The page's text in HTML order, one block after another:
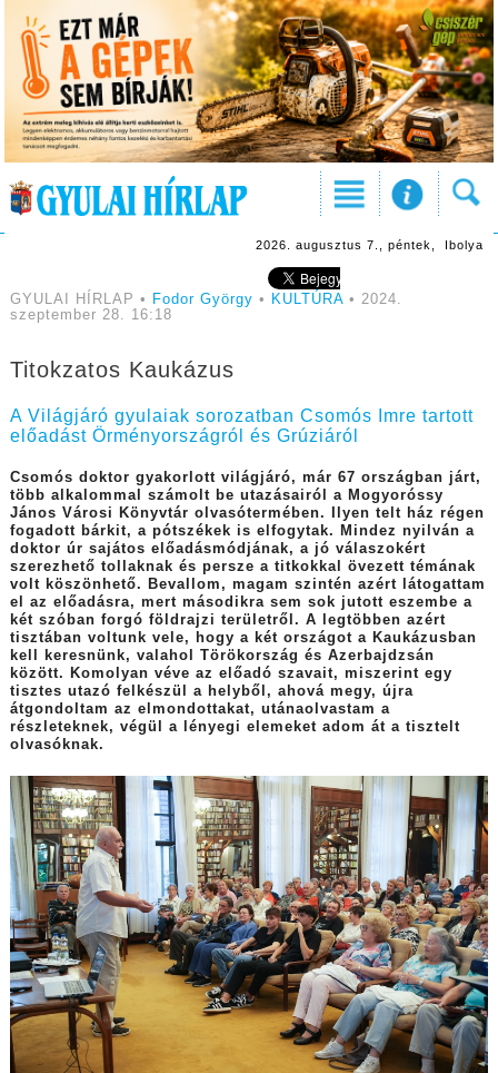
2026. augusztus 7., péntek, Ibolya
GYULAI HÍRLAP • Fodor György • KULTÚRA• 2024.
szeptember 28. 16:18
Titokzatos Kaukázus
A Világjáró gyulaiak sorozatban Csomós Imre tartott
előadást Örményországról és Grúziáról
Csomós doktor gyakorlott világjáró, már 67 országban járt,
több alkalommal számolt be utazásairól a Mogyoróssy
János Városi Könyvtár olvasótermében. Ilyen telt ház régen
fogadott bárkit, a pótszékek is elfogytak. Mindez nyilván a
doktor úr sajátos előadásmódjának, a jó válaszokért
szerezhető tollaknak és persze a titkokkal övezett témának
volt köszönhető. Bevallom, magam szintén azért látogattam
el az előadásra, mert másodikra sem sok jutott eszembe a
két szóban forgó földrajzi területről. A legtöbben azért
tisztában voltunk vele, hogy a két országot a Kaukázusban
kell keresnünk, valahol Törökország és Azerbajdzsán
között. Komolyan véve az előadó szavait, miszerint egy
tisztes utazó felkészül a helyből, ahová megy, újra
átgondoltam az elmondottakat, utánaolvastam a
részleteknek, végül a lényegi elemeket adom át a tisztelt
olvasóknak.